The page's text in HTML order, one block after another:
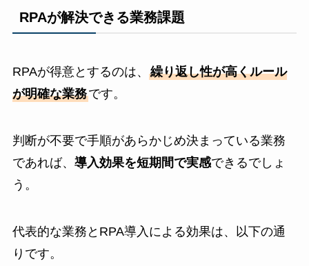
RPAが解決できる業務課題
RPAが得意とするのは、 繰り返し性が高くルール
が明確な業務です。
判断が不要で手順があらかじめ決まっている業務
であれば、 導入効果を短期間で実感できるでしょ
う。
代表的な業務とRPA導入による効果は、以下の通
りです。